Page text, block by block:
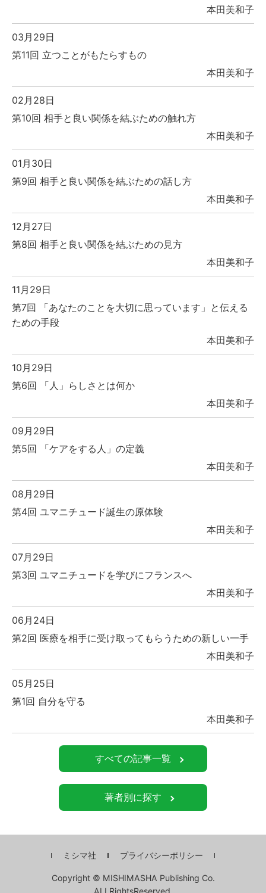
本田美和子
03月29日
第11回 立つことがもたらすもの
本田美和子
02月28日
第10回 相手と良い関係を結ぶための触れ方
本田美和子
01月30日
第9回 相手と良い関係を結ぶための話し方
本田美和子
12月27日
第8回 相手と良い関係を結ぶための見方
本田美和子
11月29日
第7回 「あなたのことを大切に思っています」と伝える
ための手段
本田美和子
10月29日
第6回 「人」らしさとは何か
本田美和子
09月29日
第5回 「ケアをする人」の定義
本田美和子
08月29日
第4回 ユマニチュード誕生の原体験
本田美和子
07月29日
第3回 ユマニチュードを学びにフランスへ
本田美和子
06月24日
第2回 医療を相手に受け取ってもらうための新しい一手
本田美和子
05月25日
第1回 自分を守る
本田美和子
すべての記事一覧
著者別に探す
ミシマ社 プライバシーポリシー
Copyright © MISHIMASHA Publishing Co.
ALLRightsReserved.